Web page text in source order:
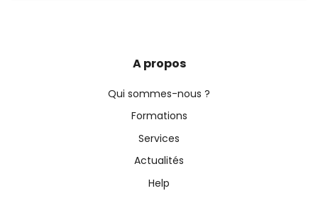
A propos
Qui sommes-nous ?
Formations
Services
Actualités
Help